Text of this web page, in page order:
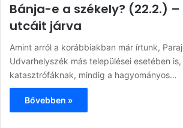
Bánja-e a székely? (22.2.)
utcáit járva
Amint arról a korábbiakban már írtunk,
Udvarhelyszék más települései esetében
katasztrófáknak, mindig a hagyományos…
Bővebben »